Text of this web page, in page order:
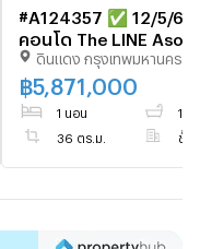
#A124357 ✅ 12/5/69 ขาย
คอนโด The LINE
Ratchada 📲📢สอบถา
line @condoboy
ดินแดง กรุงเทพมหานคร
฿5,871,000
1 นอน 1 น้ำ
36 ตร.ม. ชั้น